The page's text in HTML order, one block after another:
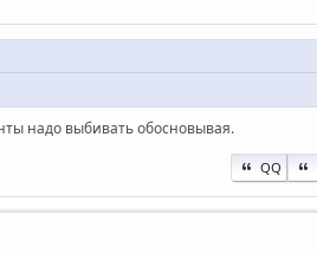
надо выбивать обосновывая.
QQ